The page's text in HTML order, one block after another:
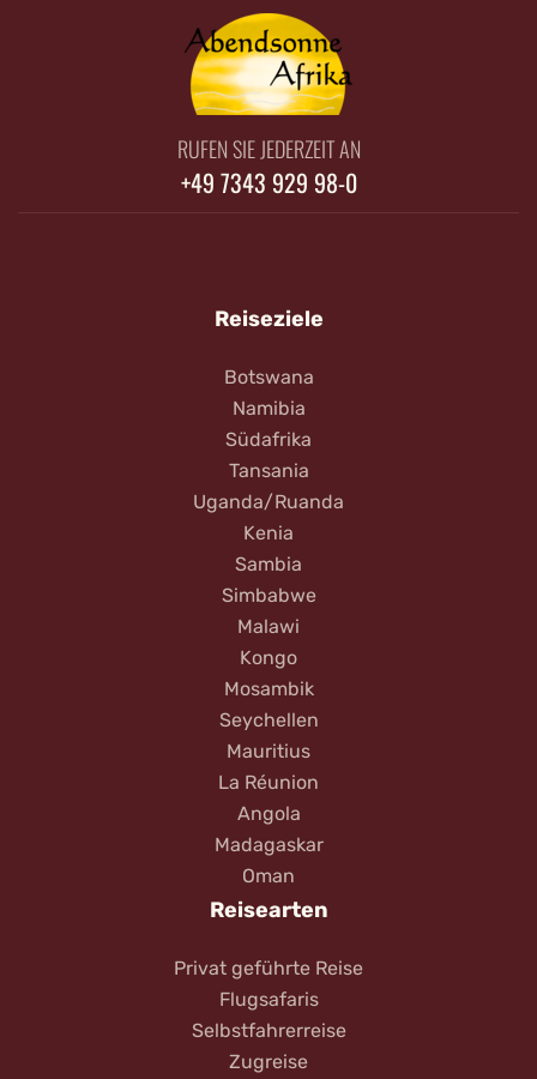
RUFEN SIE JEDERZEIT AN
+49 7343 929 98-0
Reiseziele
Botswana
Namibia
Südafrika
Tansania
Uganda/Ruanda
Kenia
Sambia
Simbabwe
Malawi
Kongo
Mosambik
Seychellen
Mauritius
La Réunion
Angola
Madagaskar
Oman
Reisearten
Privat geführte Reise
Flugsafaris
Selbstfahrerreise
Zugreise